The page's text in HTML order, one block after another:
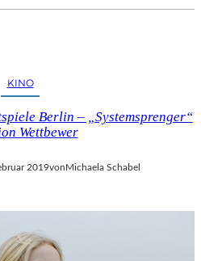
L
KINO
Berlin – „Systemsprenger“
Wettbewer
2019vonMichaela Schabel